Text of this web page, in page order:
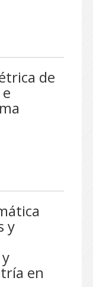
de
y
en